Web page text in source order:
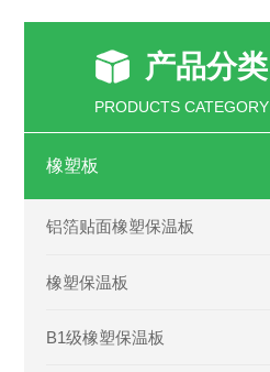
产品分类
PRODUCTS CATEGORY
橡塑板
铝箔贴面橡塑保温板
橡塑保温板
B1级橡塑保温板